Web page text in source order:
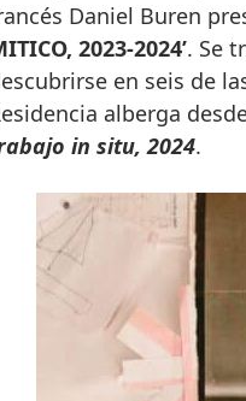
Daniel Buren
2023-2024’. Se
en seis de
alberga
in situ, 2024.